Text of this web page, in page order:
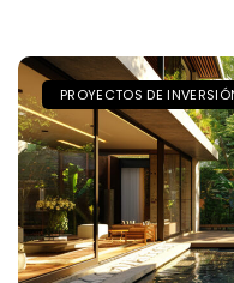
PROYECTOS DE